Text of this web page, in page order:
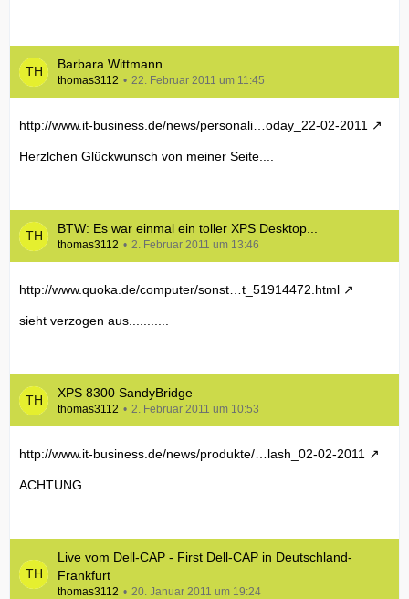
Barbara Wittmann
thomas3112 22. Februar 2011 um 11:45
http://www.it-business.de/news/personali…oday_22-02-2011
Herzlchen Glückwunsch von meiner Seite....
BTW: Es war einmal ein toller XPS Desktop...
thomas3112 2. Februar 2011 um 13:46
http://www.quoka.de/computer/sonst…t_51914472.html
sieht verzogen aus...........
XPS 8300 SandyBridge
thomas3112 2. Februar 2011 um 10:53
http://www.it-business.de/news/produkte/…lash_02-02-2011
ACHTUNG
Live vom Dell-CAP - First Dell-CAP in Deutschland-
Frankfurt
thomas3112 20. Januar 2011 um 19:24